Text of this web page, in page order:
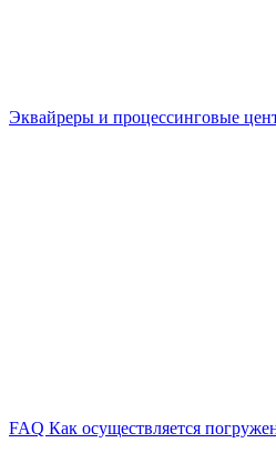
Эквайреры и процессинговые
FAQ Как осуществляется